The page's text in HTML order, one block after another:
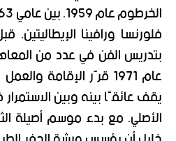
فلورنسا ورافينا الإيطاليتين.
بتدريس الفن في عدد من
عام 1971 قرّر الإقامة
يقف عائقًا بينه وبين